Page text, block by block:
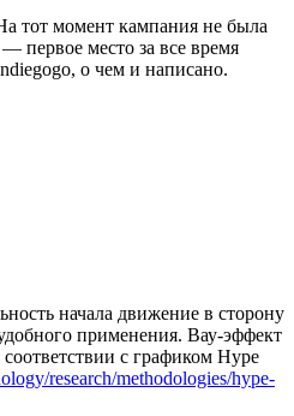
тот момент кампания не была
первое место за все время
о чем и написано.
начала движение в сторону
применения. Вау-эффект
с графиком Hype
research/methodologies/hype-